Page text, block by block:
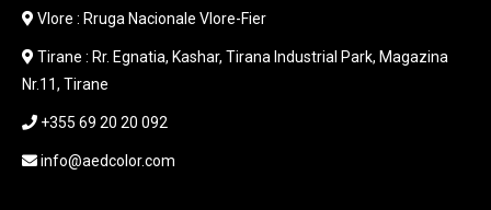
Vlore : Rruga Nacionale Vlore-Fier
Tirane : Rr. Egnatia, Kashar, Tirana Industrial Park, Magazina
Nr.11, Tirane
+355 69 20 20 092
info@aedcolor.com